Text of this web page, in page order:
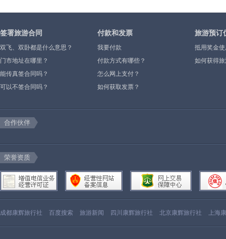
签署旅游合同
双飞、双卧都是什么意思？
门市地址在哪里？
能传真签合同吗？
可以不签合同吗？
付款和发票
我要付款
付款方式有哪些？
怎么网上支付？
如何获取发票？
旅游预订
抵用奖金
如何获得
合作伙伴
荣誉资质
成都康辉旅行社 百度搜索 旅游新闻 四川康辉旅行社 北京康辉旅行社 上海